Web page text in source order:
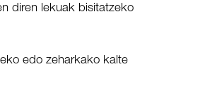
diren lekuak bisitatzeko
edo zeharkako kalte